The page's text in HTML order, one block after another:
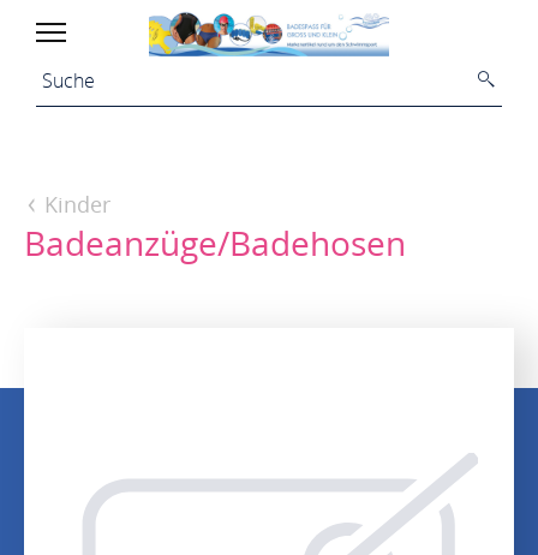
Kinder
Badeanzüge/Badehosen